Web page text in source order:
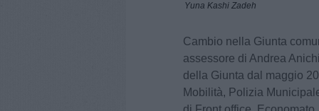
Yuna Kashi Zadeh
Cambio nella Giunta
assessore di Andrea
della Giunta dal maggio
Mobilità, Polizia